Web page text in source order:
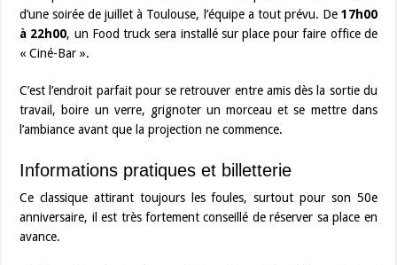
d’une soirée de juillet à Toulouse, l’équipe a tout prévu. De 17h00
à 22h00, un Food truck sera installé sur place pour faire office de
« Ciné-Bar ».
C’est l’endroit parfait pour se retrouver entre amis dès la sortie du
travail, boire un verre, grignoter un morceau et se mettre dans
l’ambiance avant que la projection ne commence.
Informations pratiques et billetterie
Ce classique attirant toujours les foules, surtout pour son 50e
anniversaire, il est très fortement conseillé de réserver sa place en
avance.